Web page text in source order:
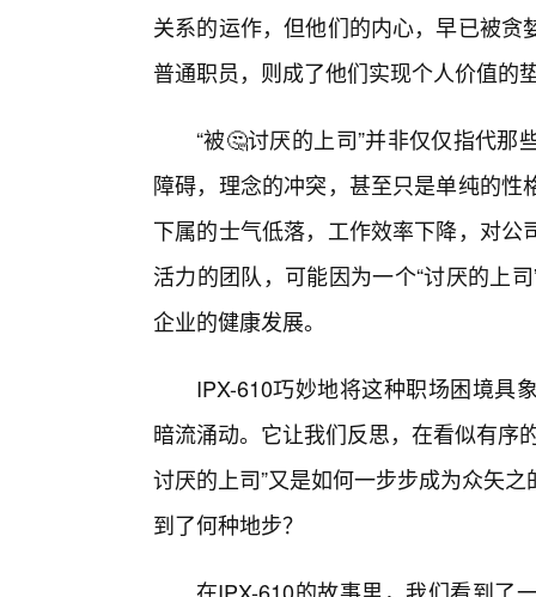
关系的运作，但他们的内心，早已被
普通职员，则成了他们实现个人价值的
“被🤔讨厌的上司”并非仅仅指代
障碍，理念的冲突，甚至只是单纯的
下属的士气低落，工作效率下降，对
活力的团队，可能因为一个“讨厌的上
企业的健康发展。
IPX-610巧妙地将这种职场困境具
暗流涌动。它让我们反思，在看似有序
讨厌的上司”又是如何一步步成为众矢
到了何种地步？